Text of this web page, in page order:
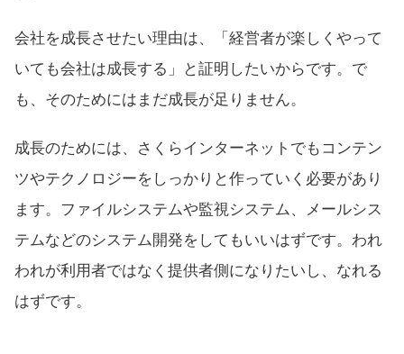
会社を成長させたい理由は、「経営者が楽しくやって
いても会社は成長する」と証明したいからです。で
も、そのためにはまだ成長が足りません。
成長のためには、さくらインターネットでもコンテン
ツやテクノロジーをしっかりと作っていく必要があり
ます。ファイルシステムや監視システム、メールシス
テムなどのシステム開発をしてもいいはずです。われ
われが利用者ではなく提供者側になりたいし、なれる
はずです。